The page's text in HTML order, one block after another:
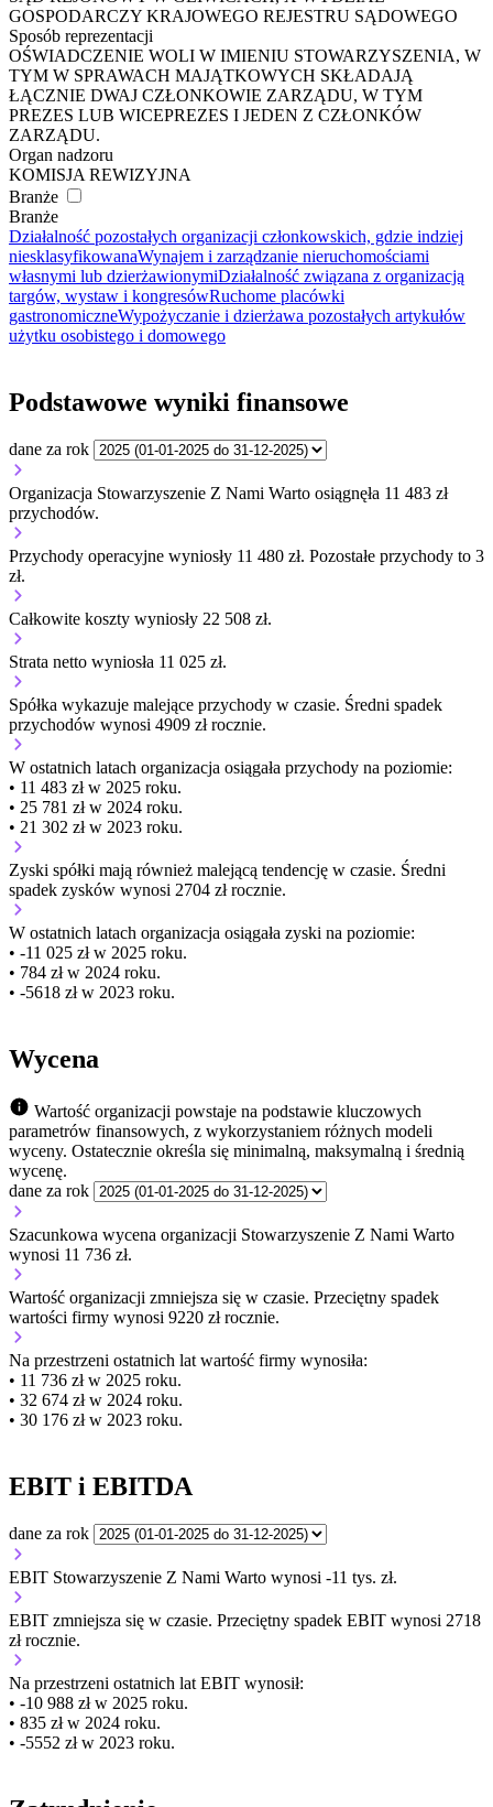
GOSPODARCZY KRAJOWEGO REJESTRU SĄDOWEGO
Sposób reprezentacji
OŚWIADCZENIE WOLI W IMIENIU STOWARZYSZENIA, W
TYM W SPRAWACH MAJĄTKOWYCH SKŁADAJĄ
ŁĄCZNIE DWAJ CZŁONKOWIE ZARZĄDU, W TYM
PREZES LUB WICEPREZES I JEDEN Z CZŁONKÓW
ZARZĄDU.
Organ nadzoru
KOMISJA REWIZYJNA
Branże
Branże
Działalność pozostałych organizacji członkowskich, gdzie indziej
niesklasyfikowanaWynajem i zarządzanie nieruchomościami
własnymi lub dzierżawionymiDziałalność związana z organizacją
targów, wystaw i kongresówRuchome placówki
gastronomiczneWypożyczanie i dzierżawa pozostałych artykułów
użytku osobistego i domowego
Podstawowe wyniki finansowe
dane za rok
Organizacja Stowarzyszenie Z Nami Warto osiągnęła 11 483 zł
przychodów.
Przychody operacyjne wyniosły 11 480 zł. Pozostałe przychody to 3
zł.
Całkowite koszty wyniosły 22 508 zł.
Strata netto wyniosła 11 025 zł.
Spółka wykazuje malejące przychody w czasie. Średni spadek
przychodów wynosi 4909 zł rocznie.
W ostatnich latach organizacja osiągała przychody na poziomie:
• 11 483 zł w 2025 roku.
• 25 781 zł w 2024 roku.
• 21 302 zł w 2023 roku.
Zyski spółki mają również malejącą tendencję w czasie. Średni
spadek zysków wynosi 2704 zł rocznie.
W ostatnich latach organizacja osiągała zyski na poziomie:
• -11 025 zł w 2025 roku.
• 784 zł w 2024 roku.
• -5618 zł w 2023 roku.
Wycena
Wartość organizacji powstaje na podstawie kluczowych
parametrów finansowych, z wykorzystaniem różnych modeli
wyceny. Ostatecznie określa się minimalną, maksymalną i średnią
wycenę.
dane za rok
Szacunkowa wycena organizacji Stowarzyszenie Z Nami Warto
wynosi 11 736 zł.
Wartość organizacji zmniejsza się w czasie. Przeciętny spadek
wartości firmy wynosi 9220 zł rocznie.
Na przestrzeni ostatnich lat wartość firmy wynosiła:
• 11 736 zł w 2025 roku.
• 32 674 zł w 2024 roku.
• 30 176 zł w 2023 roku.
EBIT i EBITDA
dane za rok
EBIT Stowarzyszenie Z Nami Warto wynosi -11 tys. zł.
EBIT zmniejsza się w czasie. Przeciętny spadek EBIT wynosi 2718
zł rocznie.
Na przestrzeni ostatnich lat EBIT wynosił:
• -10 988 zł w 2025 roku.
• 835 zł w 2024 roku.
• -5552 zł w 2023 roku.